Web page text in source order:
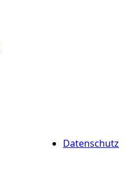
Datenschutz